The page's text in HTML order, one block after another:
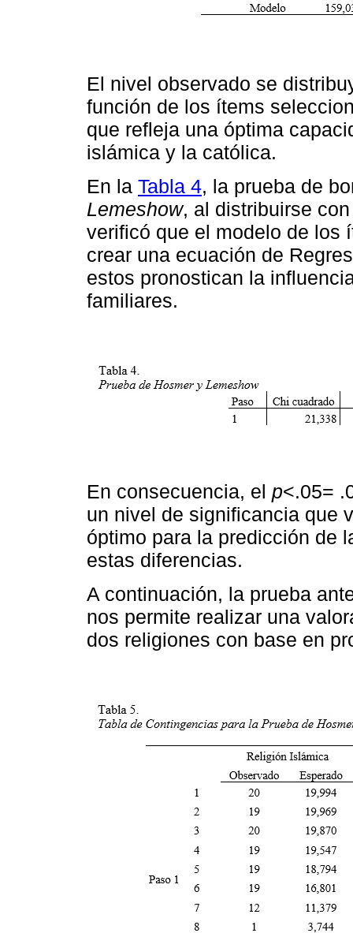
El nivel observado se
función de los ítems
que refleja una óptima
islámica y la católica.
En la Tabla 4, la prueba de
Lemeshow, al distribuirse
verificó que el modelo de los
crear una ecuación de
estos pronostican la
familiares.
En consecuencia, el p<.05=
un nivel de significancia que
óptimo para la predicción de
estas diferencias.
A continuación, la prueba
nos permite realizar una
dos religiones con base en